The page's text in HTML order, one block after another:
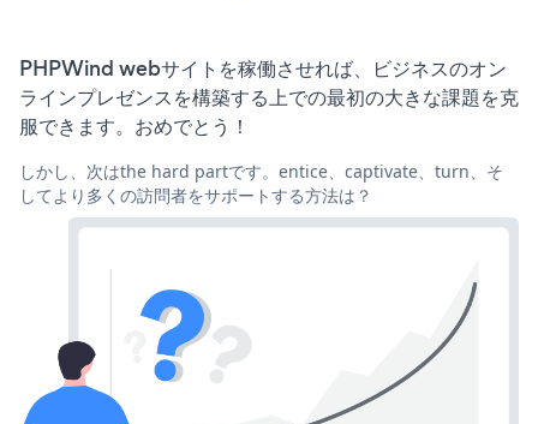
PHPWind webサイトを稼働させれば、ビジネスのオン
ラインプレゼンスを構築する上での最初の大きな課題を克
服できます。おめでとう！
しかし、次はthe hard partです。entice、captivate、turn、そ
してより多くの訪問者をサポートする方法は？